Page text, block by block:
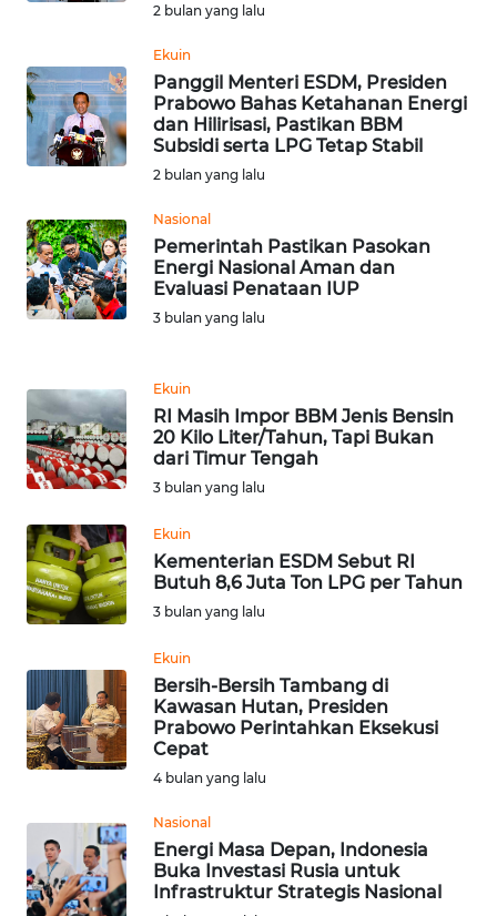
2 bulan yang lalu
Ekuin
Panggil Menteri ESDM, Presiden
Prabowo Bahas Ketahanan Energi
dan Hilirisasi, Pastikan BBM
Subsidi serta LPG Tetap Stabil
2 bulan yang lalu
Nasional
Pemerintah Pastikan Pasokan
Energi Nasional Aman dan
Evaluasi Penataan IUP
3 bulan yang lalu
Ekuin
RI Masih Impor BBM Jenis Bensin
20 Kilo Liter/Tahun, Tapi Bukan
dari Timur Tengah
3 bulan yang lalu
Ekuin
Kementerian ESDM Sebut RI
Butuh 8,6 Juta Ton LPG per Tahun
3 bulan yang lalu
Ekuin
Bersih-Bersih Tambang di
Kawasan Hutan, Presiden
Prabowo Perintahkan Eksekusi
Cepat
4 bulan yang lalu
Nasional
Energi Masa Depan, Indonesia
Buka Investasi Rusia untuk
Infrastruktur Strategis Nasional
WN
BABEL
WN
WN
SUMSEL
WN
WN
LAMPUNG
WN
WN
NUSANTARA
JOGJA
WN
JATIM
WN